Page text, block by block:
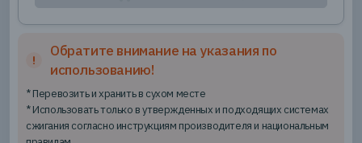
Обратите внимание на указания по
использованию!
* Перевозить и хранить в сухом месте
* Использовать только в утвержденных и подходящих системах
сжигания согласно инструкциям производителя и национальным